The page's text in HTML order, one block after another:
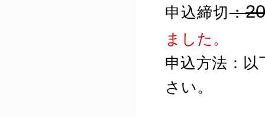
申込締切：
ました。
申込方法：
さい。